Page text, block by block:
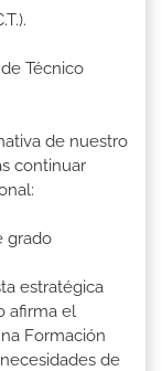
Técnico
de nuestro
continuar
grado
estratégica
afirma el
Formación
de